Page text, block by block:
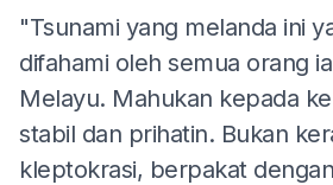
"Tsunami yang melanda ini
difahami oleh semua orang
Melayu. Mahukan kepada
stabil dan prihatin. Bukan
kleptokrasi, berpakat